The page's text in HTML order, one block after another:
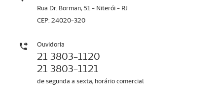
Rua Dr. Borman, 51 - Niterói - RJ
CEP: 24020-320
Ouvidoria
21 3803-1120
21 3803-1121
de segunda a sexta, horário comercial